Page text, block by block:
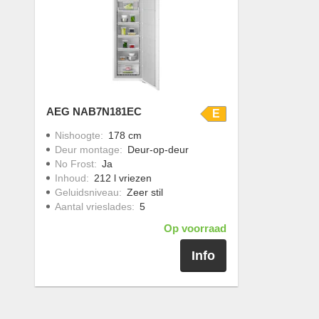
AEG NAB7N181EC E
Nishoogte: 178 cm
Deur montage: Deur-op-deur
No Frost: Ja
Inhoud: 212 l vriezen
Geluidsniveau: Zeer stil
Aantal vrieslades: 5
Op voorraad
Info